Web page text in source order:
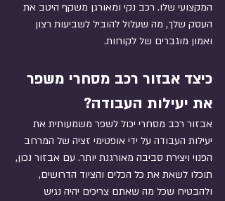
המקצועי שלו. רכב נקי ומאורגן משקף היטב את
העסק שלך, מה שעלול להוביל לשביעות רצון
ואמון מוגברים של לקוחות.
כיצד אבזור רכב מסחרי משפר
את יעילות העבודה?
אבזור רכב מסחרי יכול לשפר משמעותית את
יעילות העבודה על ידי אופטימי זציה של המרחב
הפנוי ויצירת סביבה מאורגנת יותר. עם אבזור נכון,
תוכלו לשאת את כל הכלים והציוד הדרושים,
ולהבטיח שכל מה שאתם צריכים יהיה נגיש